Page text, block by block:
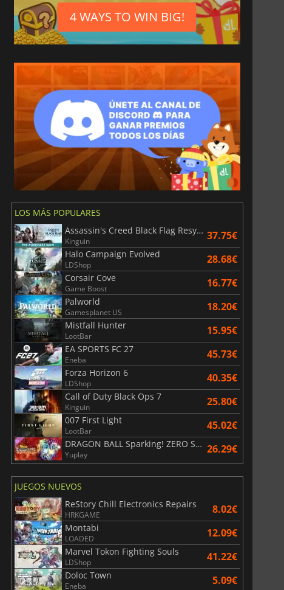
1.18
Tarjetas prepago de Steam en euros Rewarble Crypto Gift Cards EUR
4 WAYS TO WIN BIG!
LOS MÁS POPULARES
Assassin's Creed Black Flag Resynced
Kinguin 37.75€
Halo Campaign Evolved
LDShop 28.68€
Corsair Cove
Game Boost 16.77€
Palworld
Gamesplanet US 18.20€
Mistfall Hunter
LootBar 15.95€
EA SPORTS FC 27
Eneba 45.73€
Forza Horizon 6
LDShop 40.35€
Call of Duty Black Ops 7
Kinguin 25.80€
007 First Light
LootBar 45.02€
DRAGON BALL Sparking! ZERO Super Limit Breaking NEO
Yuplay 26.29€
JUEGOS NUEVOS
ReStory Chill Electronics Repairs
HRKGAME 8.02€
Montabi
LOADED 12.09€
Marvel Tokon Fighting Souls
LDShop 41.22€
Doloc Town
Eneba 5.09€